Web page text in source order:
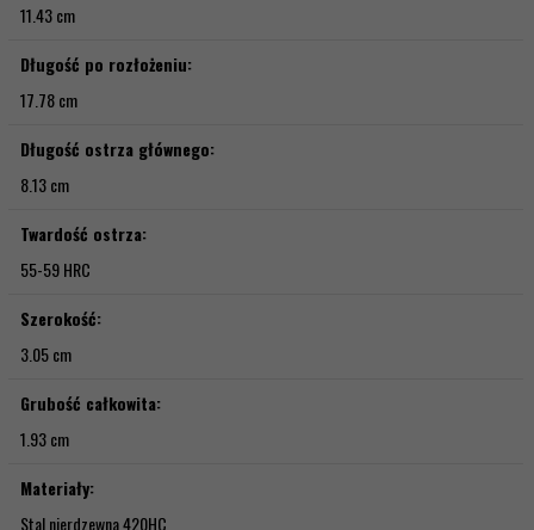
11.43 cm
Długość po rozłożeniu:
17.78 cm
Długość ostrza głównego:
8.13 cm
Twardość ostrza:
55-59 HRC
Szerokość:
3.05 cm
Grubość całkowita:
1.93 cm
Materiały:
Stal nierdzewna 420HC